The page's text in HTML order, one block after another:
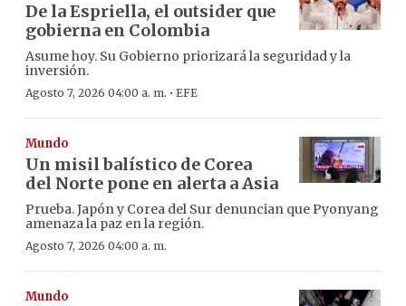
De la Espriella, el outsider que
gobierna en Colombia
Asume hoy. Su Gobierno priorizará la seguridad y la
inversión.
Agosto 7, 2026 04:00 a. m. · EFE
Mundo
Un misil balístico de Corea
del Norte pone en alerta a Asia
Prueba. Japón y Corea del Sur denuncian que Pyonyang
amenaza la paz en la región.
Agosto 7, 2026 04:00 a. m.
Mundo